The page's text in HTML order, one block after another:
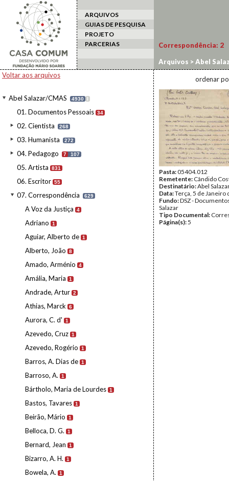
ARQUIVOS
GUIAS DE PESQUISA
PROJETO
PARCERIAS
Voltar aos arquivos
Abel Salazar/CMAS 4930 I
01. Documentos Pessoais 34
02. Cientista 268
03. Humanista 272
04. Pedagogo 7 107
05. Artista 831
06. Escritor 55
07. Correspondência 629
A Voz da Justiça 4
Adriano 1
Aguiar, Alberto de 1
Alberto, João 8
Amado, Arménio 4
Amália, Maria 1
Andrade, Artur 2
Athias, Marck 6
Aurora, C. d' 1
Azevedo, Cruz 1
Azevedo, Rogério 1
Barros, A. Dias de 1
Barroso, A. 1
Bártholo, Maria de Lourdes 1
Bastos, Tavares 1
Beirão, Mário 1
Belloca, D. G. 1
Bernard, Jean 1
Bizarro, A. H. 1
Bowela, A. 1
Correspondência: 2
Arquivos >Abel
ordenar
Pasta:05404.012
Remetente: Cândido
Destinatário:Abel
Data:Terça, 5 de Janeiro
Fundo:DSZ -
Salazar
Tipo Documental:
Página(s):5